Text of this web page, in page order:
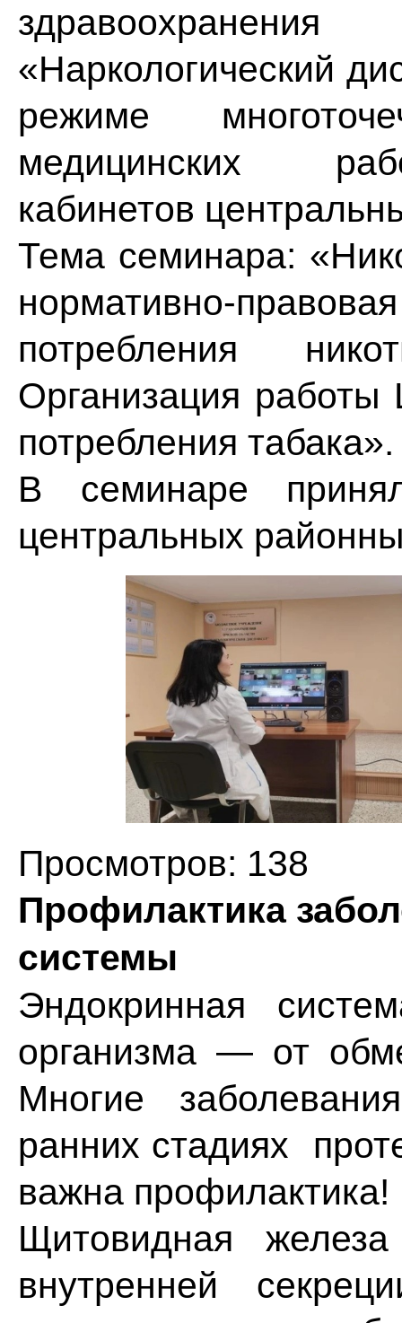
«Наркологический
режиме
медицинских
кабинетов
Тема семинара:
нормативно-
потребления
Организация работы
потребления табака».
В семинаре
центральных
Просмотров: 138
Профилактика
системы
Эндокринная
организма — от
Многие
ранних стадиях
важна профилактика!
Щитовидная
внутренней